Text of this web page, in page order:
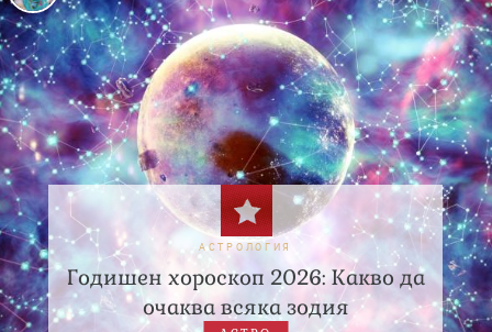
АСТРОЛОГИЯ
Годишен хороскоп 2026: Какво да
очаква всяка зодия